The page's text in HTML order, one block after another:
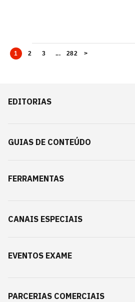
1 2 3 ... 282 >
EDITORIAS
GUIAS DE CONTEÚDO
FERRAMENTAS
CANAIS ESPECIAIS
EVENTOS EXAME
PARCERIAS COMERCIAIS